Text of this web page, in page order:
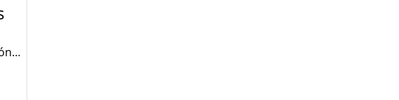
Aguja de detección oval